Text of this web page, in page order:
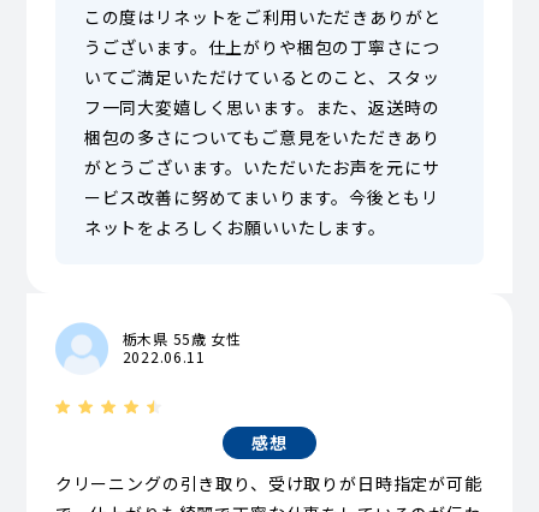
この度はリネットをご利用いただきありがと
うございます。仕上がりや梱包の丁寧さにつ
いてご満足いただけているとのこと、スタッ
フ一同大変嬉しく思います。また、返送時の
梱包の多さについてもご意見をいただきあり
がとうございます。いただいたお声を元にサ
ービス改善に努めてまいります。今後ともリ
ネットをよろしくお願いいたします。
栃木県 55歳 女性
2022.06.11
感想
クリーニングの引き取り、受け取りが日時指定が可能